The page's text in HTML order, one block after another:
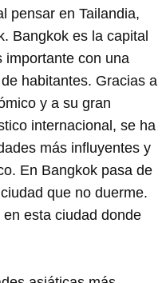
pensar en Tailandia,
Bangkok es la capital
importante con una
habitantes. Gracias a
y a su gran
internacional, se ha
más influyentes y
En Bangkok pasa de
que no duerme.
esta ciudad donde